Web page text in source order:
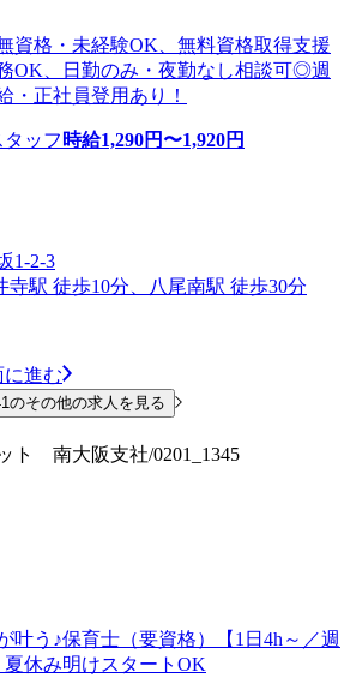
資格・未経験OK、無料資格取得支援
OK、日勤のみ・夜勤なし相談可◎週
・正社員登用あり！
ッフ 時給1,290円〜1,920円
1-2-3
寺駅 徒歩10分、八尾南駅 徒歩30分
に進む
のその他の求人を見る
ト 南大阪支社/0201_1345
叶う♪保育士（要資格）【1日4h～／週
休み明けスタートOK